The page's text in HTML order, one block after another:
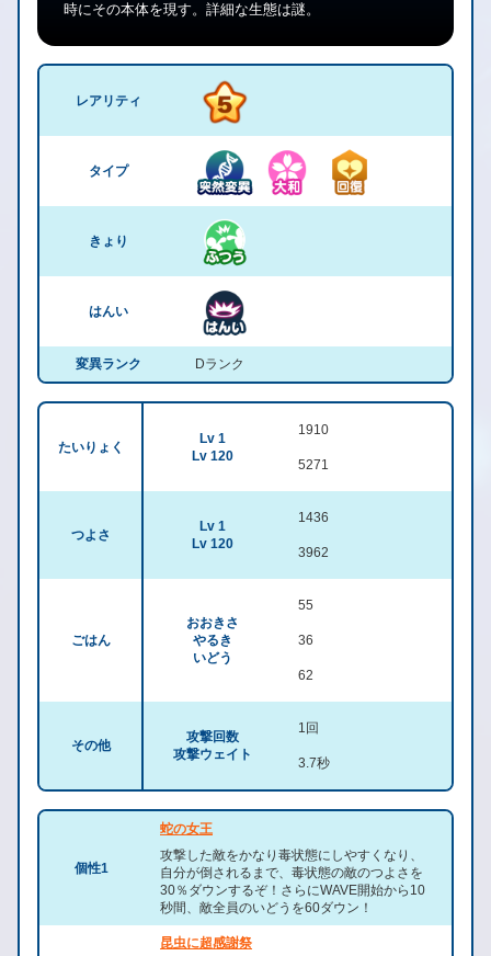
時にその本体を現す。詳細な生態は謎。
レアリティ
タイプ
きょり
はんい
変異ランク Dランク
たいりょく
Lv 1
Lv 120
1910
5271
つよさ
Lv 1
Lv 120
1436
3962
ごはん
おおきさ
やるき
いどう
55
36
62
その他
攻撃回数
攻撃ウェイト
1回
3.7秒
個性1
蛇の女王
攻撃した敵をかなり毒状態にしやすくなり、
自分が倒されるまで、毒状態の敵のつよさを
30％ダウンするぞ！さらにWAVE開始から10
秒間、敵全員のいどうを60ダウン！
昆虫に超感謝祭